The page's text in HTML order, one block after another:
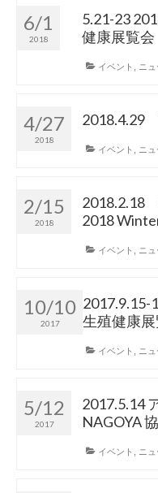
6/1
2018
5.21-23
健康展覧
イベント ニュ
4/27
2018
2018.4.29
イベント ニュ
2/15
2018
2018.2.18
2018
イベント ニュ
10/10
2017
2017.9.15-
生殖健康
イベント ニュ
5/12
2017
2017.5.14
NAGOYA
イベント ニュ